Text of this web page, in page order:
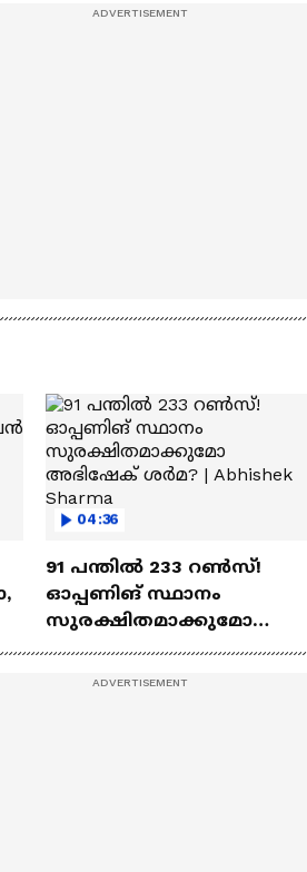
ആയങ്കിക്കായി
04:36
91 പന്തില്‍ 233 റണ്‍സ്!
ഓപ്പണിങ് സ്ഥാനം
സുരക്ഷിതമാക്കുമോ
അഭിഷേക് ശർമ? |